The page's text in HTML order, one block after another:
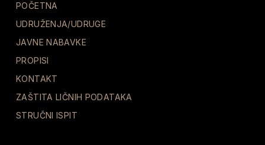
POČETNA
UDRUŽENJA/UDRUGE
JAVNE NABAVKE
PROPISI
KONTAKT
ZAŠTITA LIČNIH PODATAKA
STRUČNI ISPIT